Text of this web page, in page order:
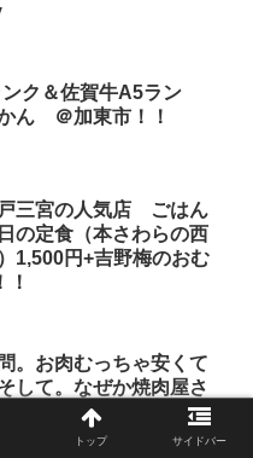
ク＆佐賀牛A5ラン
ん ＠加東市！！
戸三宮の人気店 ごはん
の定食（本さわらの西
1,500円+吉野梅のおむ
！
。お肉むっちゃ安くて
して。なぜか焼肉屋さ
格的なチョコレートパ
！(^^)vトップ サイドバー